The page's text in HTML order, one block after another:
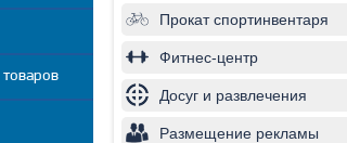
Прокат спортинвентаря
Фитнес-центр
Досуг и развлечения
Размещение рекламы